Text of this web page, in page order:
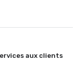
aux clients